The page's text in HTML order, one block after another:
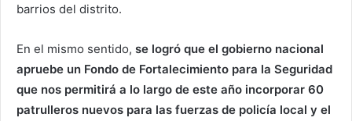
barrios del distrito.
En el mismo sentido, se logró que el gobierno nacional
apruebe un Fondo de Fortalecimiento para la Seguridad
que nos permitirá a lo largo de este año incorporar 60
patrulleros nuevos para las fuerzas de policía local y el